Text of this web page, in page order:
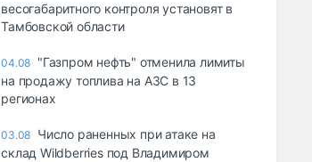
весогабаритного контроля установят в
Тамбовской области
04.08 "Газпром нефть" отменила лимиты
на продажу топлива на АЗС в 13
регионах
03.08 Число раненных при атаке на
склад Wildberries под Владимиром